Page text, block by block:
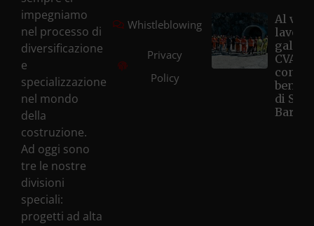
impegniamo
nel processo di
diversificazione
e
specializzazione
nel mondo
della
costruzione.
Ad oggi sono
tre le nostre
divisioni
speciali:
progetti ad alta
Whistleblowing
Privacy
Policy
Al via i
lavori
CVA
con la
di